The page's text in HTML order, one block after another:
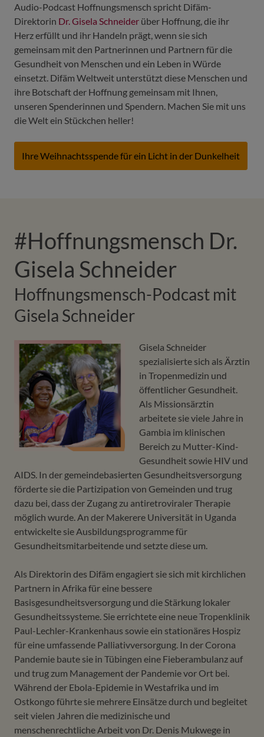
Audio-Podcast Hoffnungsmensch spricht Difäm-
Direktorin Dr. Gisela Schneider über Hoffnung, die ihr
Herz erfüllt und ihr Handeln prägt, wenn sie sich
gemeinsam mit den Partnerinnen und Partnern für die
Gesundheit von Menschen und ein Leben in Würde
einsetzt. Difäm Weltweit unterstützt diese Menschen und
ihre Botschaft der Hoffnung gemeinsam mit Ihnen,
unseren Spenderinnen und Spendern. Machen Sie mit uns
die Welt ein Stückchen heller!
Ihre Weihnachtsspende für ein Licht in der Dunkelheit
#Hoffnungsmensch Dr.
Gisela Schneider
Hoffnungsmensch-Podcast mit
Gisela Schneider
Gisela Schneider
spezialisierte sich als Ärztin
in Tropenmedizin und
öffentlicher Gesundheit.
Als Missionsärztin
arbeitete sie viele Jahre in
Gambia im klinischen
Bereich zu Mutter-Kind-
Gesundheit sowie HIV und
AIDS. In der gemeindebasierten Gesundheitsversorgung
förderte sie die Partizipation von Gemeinden und trug
dazu bei, dass der Zugang zu antiretroviraler Therapie
möglich wurde. An der Makerere Universität in Uganda
entwickelte sie Ausbildungsprogramme für
Gesundheitsmitarbeitende und setzte diese um.
Als Direktorin des Difäm engagiert sie sich mit kirchlichen
Partnern in Afrika für eine bessere
Basisgesundheitsversorgung und die Stärkung lokaler
Gesundheitssysteme. Sie errichtete eine neue Tropenklinik
Paul-Lechler-Krankenhaus sowie ein stationäres Hospiz
für eine umfassende Palliativversorgung. In der Corona
Pandemie baute sie in Tübingen eine Fieberambulanz auf
und trug zum Management der Pandemie vor Ort bei.
Während der Ebola-Epidemie in Westafrika und im
Ostkongo führte sie mehrere Einsätze durch und begleitet
seit vielen Jahren die medizinische und
menschenrechtliche Arbeit von Dr. Denis Mukwege in